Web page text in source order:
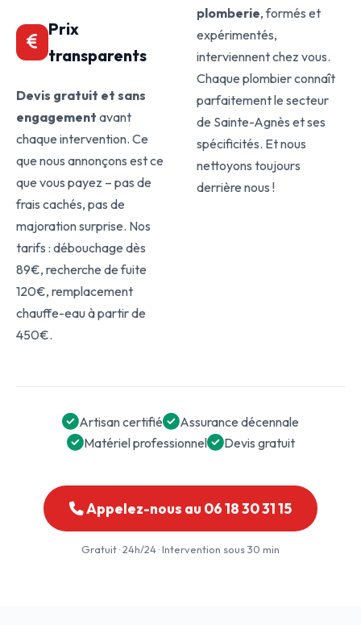
Prix
transparents
Devis gratuit et sans
engagement avant
chaque intervention. Ce
que nous annonçons est ce
que vous payez – pas de
frais cachés, pas de
majoration surprise. Nos
tarifs : débouchage dès
89€, recherche de fuite
120€, remplacement
chauffe-eau à partir de
450€.
plomberie, formés et
expérimentés,
interviennent chez vous.
Chaque plombier connaît
parfaitement le secteur
de Sainte-Agnès et ses
spécificités. Et nous
nettoyons toujours
derrière nous !
Artisan certifié
Assurance décennale
Matériel professionnel
Devis gratuit
Appelez-nous au 06 18 30 31 15
Gratuit · 24h/24 · Intervention sous 30 min